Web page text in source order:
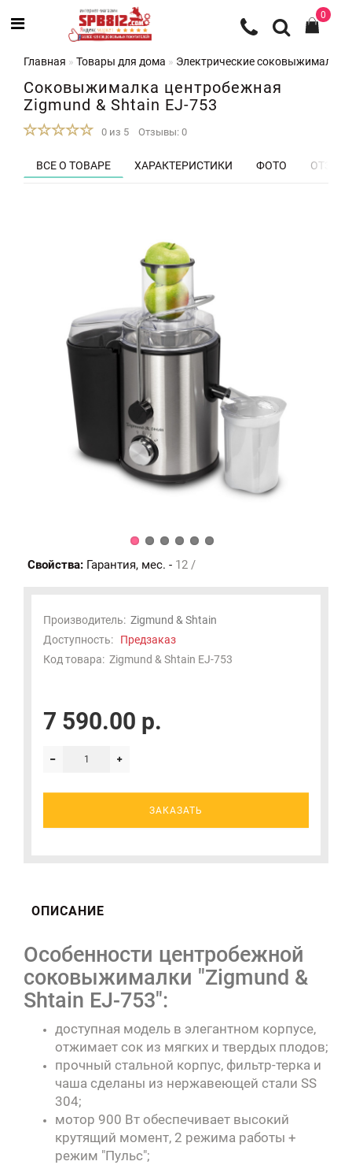
0
Главная Товары для дома Электрические соковыжималки
Соковыжималка центробежная
Zigmund & Shtain EJ-753
0 из 5 Отзывы: 0
ВСЕ О ТОВАРЕ ХАРАКТЕРИСТИКИ ФОТО
Свойства: Гарантия, мес. - 12 /
Производитель: Zigmund & Shtain
Доступность: Предзаказ
Код товара: Zigmund & Shtain EJ-753
7 590.00 р.
ЗАКАЗАТЬ
ОПИСАНИЕ
Особенности центробежной
соковыжималки "Zigmund &
Shtain EJ-753":
доступная модель в элегантном корпусе,
отжимает сок из мягких и твердых плодов;
прочный стальной корпус, фильтр-терка и
чаша сделаны из нержавеющей стали SS
304;
мотор 900 Вт обеспечивает высокий
крутящий момент, 2 режима работы +
режим "Пульс";